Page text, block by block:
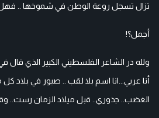
تزال تسجل روعة الوطن في شموخها ..
أجمل؟!
ولله در الشاعر الفلسطيني الكبير الذي
أنا عربي...انا اسم بلا لقب .. صبور في بلاد
الغضب.. جذوري.. قبل ميلاد الزمان رست..